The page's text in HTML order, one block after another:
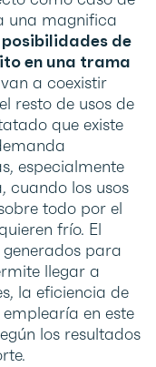
una magnifica
de
en una trama
a coexistir
resto de usos de
que existe
especialmente
cuando los usos
todo por el
frío. El
para
llegar a
la eficiencia de
en este
los resultados